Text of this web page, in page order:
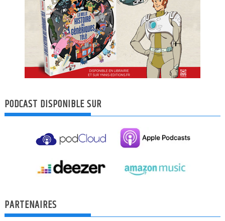
PODCAST DISPONIBLE SUR
PARTENAIRES